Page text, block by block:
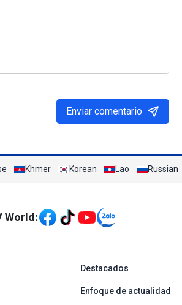
Enviar comentario
Khmer Korean Lao Russian
hội
World:
tiếng Tây ban
Destacados
Enfoque de actualidad